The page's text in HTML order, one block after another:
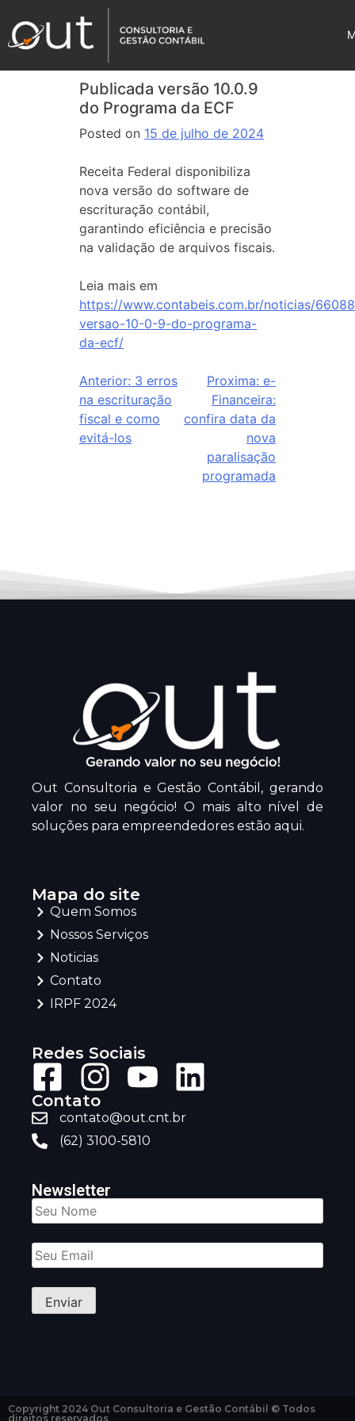
Publicada versão 10.0.9
do Programa da ECF
Posted on 15 de julho de 2024
Receita Federal disponibiliza
nova versão do software de
escrituração contábil,
garantindo eficiência e precisão
na validação de arquivos fiscais.
Leia mais em
https://www.contabeis.com.br/noticias/
versao-10-0-9-do-programa-
da-ecf/
Anterior: 3 erros
na escrituração
fiscal e como
evitá-los
Proxima: e-
Financeira:
confira data da
nova
paralisação
programada
Out Consultoria e Gestão Contábil, gerando
valor no seu negócio! O mais alto nível de
soluções para empreendedores estão aqui.
Mapa do site
Quem Somos
Nossos Serviços
Noticias
Contato
IRPF 2024
Redes Sociais
Contato
contato@out.cnt.br
(62) 3100-5810
Newsletter
Copyright 2024 Out Consultoria e Gestão Contábil © Todos
direitos reservados